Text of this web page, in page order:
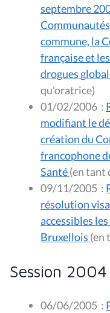
septembre
commune, la
française et
drogues
qu'oratrice)
01/02/2006 :
modifiant le
création du
francophone
Santé
09/11/2005 :
résolution
accessibles
Bruxellois
Session
06/06/2005 :